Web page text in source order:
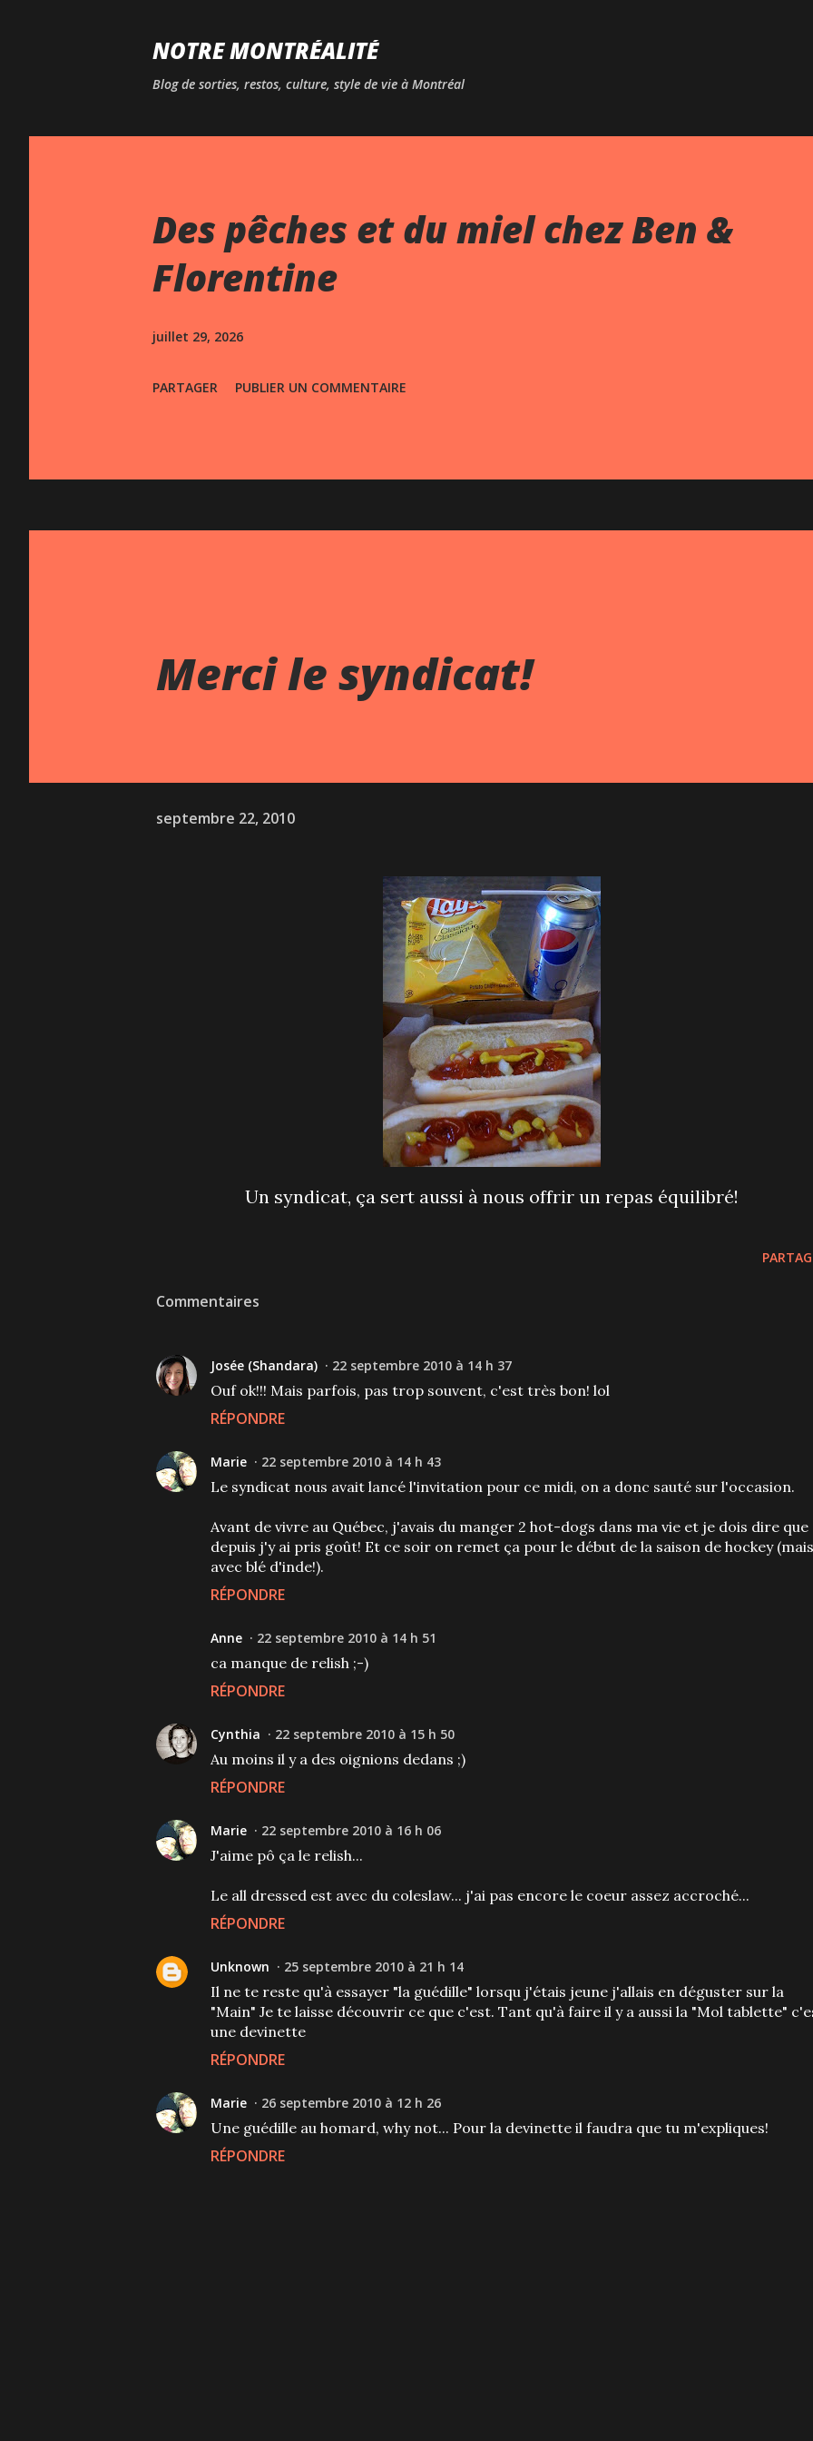
NOTRE MONTRÉALITÉ
Blog de sorties, restos, culture, style de vie à Montréal
Des pêches et du miel chez Ben &
Florentine
juillet 29, 2026
PARTAGER PUBLIER UN COMMENTAIRE
Merci le syndicat!
septembre 22, 2010
Un syndicat, ça sert aussi à nous offrir un repas équilibré!
Commentaires
Josée (Shandara) 22 septembre 2010 à 14 h 37
Ouf ok!!! Mais parfois, pas trop souvent, c'est très bon! lol
RÉPONDRE
Marie 22 septembre 2010 à 14 h 43
Le syndicat nous avait lancé l'invitation pour ce midi, on a donc sauté sur l'occasion.
Avant de vivre au Québec, j'avais du manger 2 hot-dogs dans ma vie et je dois dire que
depuis j'y ai pris goût! Et ce soir on remet ça pour le début de la saison de hockey (mais
avec blé d'inde!).
RÉPONDRE
Anne 22 septembre 2010 à 14 h 51
ca manque de relish ;-)
RÉPONDRE
Cynthia 22 septembre 2010 à 15 h 50
Au moins il y a des oignions dedans ;)
RÉPONDRE
Marie 22 septembre 2010 à 16 h 06
J'aime pô ça le relish...
Le all dressed est avec du coleslaw... j'ai pas encore le coeur assez accroché...
RÉPONDRE
Unknown 25 septembre 2010 à 21 h 14
Il ne te reste qu'à essayer "la guédille" lorsqu j'étais jeune j'allais en déguster sur la
"Main" Je te laisse découvrir ce que c'est. Tant qu'à faire il y a aussi la "Mol tablette"
une devinette
RÉPONDRE
Marie 26 septembre 2010 à 12 h 26
Une guédille au homard, why not... Pour la devinette il faudra que tu m'expliques!
RÉPONDRE